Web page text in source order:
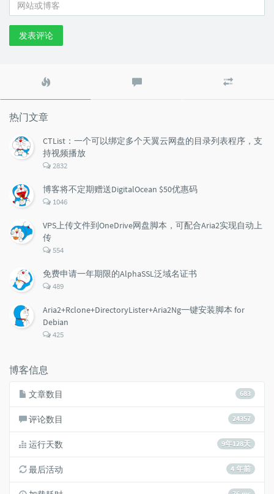
发表评论
文
评
文
热门文章
CTList：一个可以绑定多个天翼云网盘的目录列表程序，支
持视频播放
评
数：
2832
博客将不定期赠送DigitalOcean $50优惠码
评
数：
1046
VPS上传文件到OneDrive网盘脚本，可配合Aria2实现自动上
传
评
数：
554
免费申请一年期限的AlphaSSL泛域名证书
评
数：
489
Aria2+Rclone+DirectoryLister+Aria2Ng一键安装脚本 for
Debian
评
425
博客信息
683
文章数目
24357
评论数目
9年128天
运行天数
4 年前
最后活动